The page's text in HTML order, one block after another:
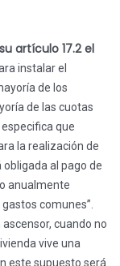
artículo 17.2 el
instalar el
de los
de las cuotas
que
la realización de
al pago de
anualmente
comunes”.
cuando no
vive una
este supuesto será